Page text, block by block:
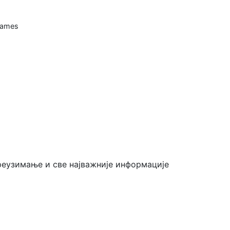
и све најважније информације